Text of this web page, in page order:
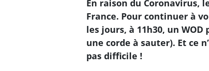
En raison du Coronavirus,
France. Pour continuer à
les jours, à 11h30, un
une corde à sauter). Et ce
pas difficile !